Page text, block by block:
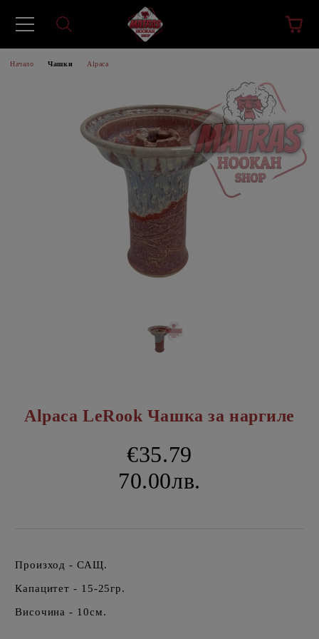
Начало Чашки Alpaca
Alpaca LeRook Чашка за наргиле
€35.79
70.00лв.
Произход - САЩ.
Капацитет - 15-25гр.
Височина - 10см.